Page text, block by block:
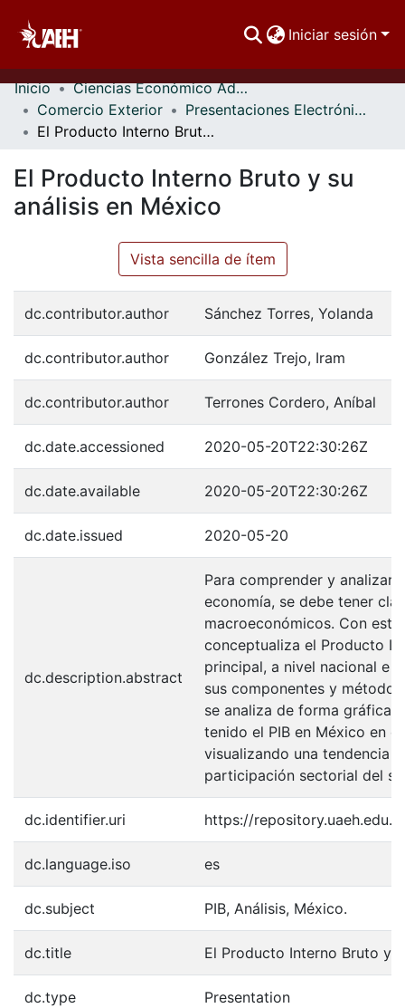
Iniciar sesión
Comunidades
Buscar Por
Estadísticas
Inicio
Ciencias Económico Administrativas
Comercio Exterior
Presentaciones Electrónicas
El Producto Interno Bruto y su análisis en México
El Producto Interno Bruto y su
análisis en México
Vista sencilla de ítem
dc.contributor.author Sánchez Torres, Yolanda
dc.contributor.author González Trejo, Iram
dc.contributor.author Terrones Cordero, Aníbal
dc.date.accessioned 2020-05-20T22:30:26Z
dc.date.available 2020-05-20T22:30:26Z
dc.date.issued 2020-05-20
dc.description.abstract
Para comprender y analizar
economía, se debe tener
macroeconómicos. Con
conceptualiza el Producto
principal, a nivel nacional e
sus componentes y
se analiza de forma gráfica
tenido el PIB en México en
visualizando una tendencia
participación sectorial del
dc.identifier.uri https://
dc.language.iso es
dc.subject PIB, Análisis, México.
dc.title El Producto Interno Bruto y
dc.type Presentation